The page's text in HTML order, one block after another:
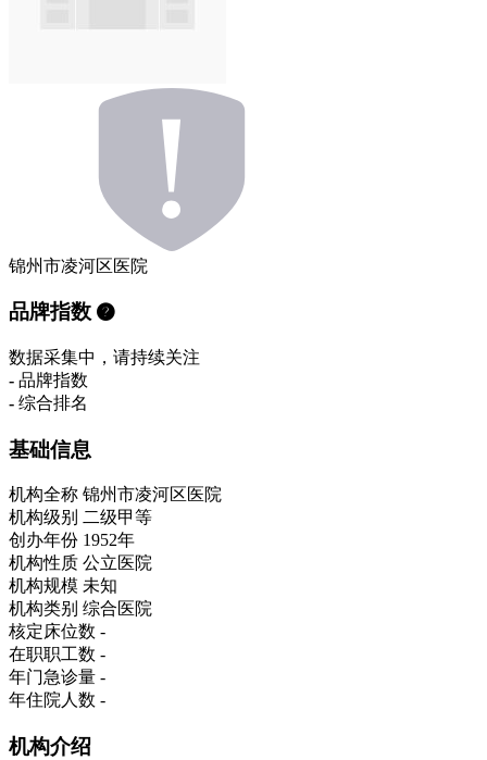
锦州市凌河区医院
品牌指数
数据采集中，请持续关注
- 品牌指数
- 综合排名
基础信息
机构全称 锦州市凌河区医院
机构级别 二级甲等
创办年份 1952年
机构性质 公立医院
机构规模 未知
机构类别 综合医院
核定床位数 -
在职职工数 -
年门急诊量 -
年住院人数 -
机构介绍